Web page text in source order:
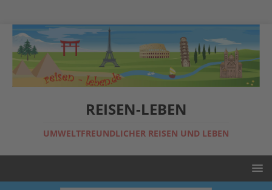
REISEN-LEBEN
UMWELTFREUNDLICHER REISEN UND LEBEN